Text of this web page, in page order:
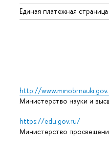
Единая платежная страница
http://
Министерство науки и
https://edu.gov.ru/
Министерство